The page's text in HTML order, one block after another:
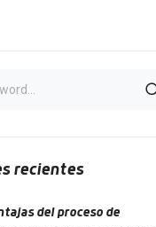
recientes
del proceso de